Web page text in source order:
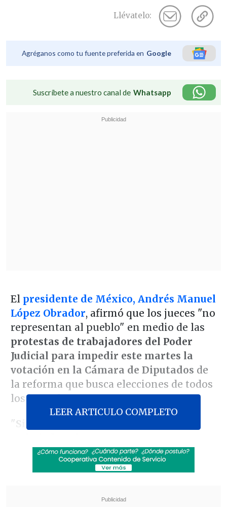
Llévatelo:
Agréganos como tu fuente preferida en Google
Suscríbete a nuestro canal de Whatsapp
El presidente de México, Andrés Manuel
López Obrador, afirmó que los jueces "no
representan al pueblo" en medio de las
protestas de trabajadores del Poder
Judicial para impedir este martes la
votación en la Cámara de Diputados de
la reforma que busca elecciones de todos
los juzgadores.
"Si ahora se ponen en huelga (los
de acuerdo sí entendemos que están
defendiendo sus intereses. Agréguenle
son los representantes de la oligarquía,
LEER ARTICULO COMPLETO